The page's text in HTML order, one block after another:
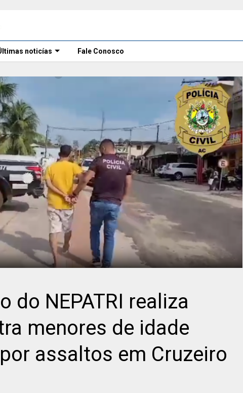
noticías Fale Conosco
do NEPATRI realiza
menores de idade
assaltos em Cruzeiro